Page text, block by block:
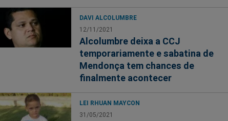
DAVI ALCOLUMBRE
12/11/2021
Alcolumbre deixa a CCJ
temporariamente e sabatina de
Mendonça tem chances de
finalmente acontecer
LEI RHUAN MAYCON
31/05/2021